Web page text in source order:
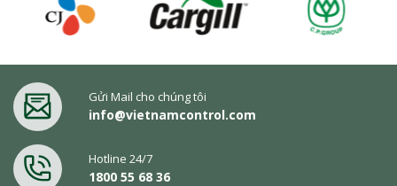
Gửi Mail cho chúng tôi
info@vietnamcontrol.com
Hotline 24/7
1800 55 68 36